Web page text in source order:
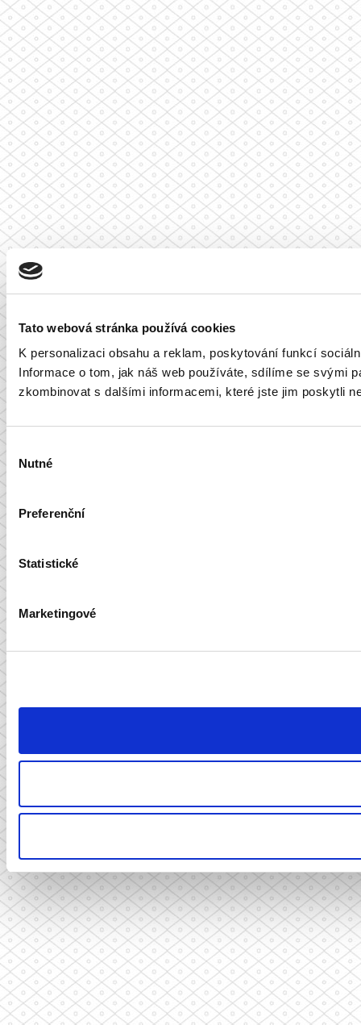
Tato webová stránka používá cookies
K personalizaci obsahu a reklam, poskytování funkcí
Informace o tom, jak náš web používáte, sdílíme se svými
zkombinovat s dalšími informacemi, které jste jim poskytli
souhlasu
Nutné
Preferenční
Statistické
Marketingové